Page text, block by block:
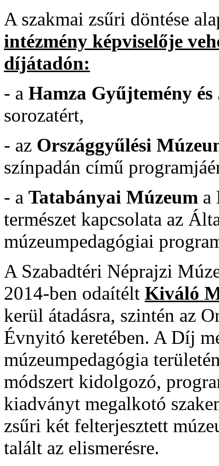
A szakmai zsűri döntése
intézmény képviselője
díjátadón:
- a Hamza Gyűjtemény
sorozatért,
- az Országgyűlési
színpadán című
- a Tatabányai Múzeum a
természet kapcsolata az
múzeumpedagógiai
A Szabadtéri Néprajzi
2014-ben odaítélt Kiváló
kerül átadásra, szintén az
Évnyitó keretében. A Díj
múzeumpedagógia
módszert kidolgozó,
kiadványt megalkotó
zsűri két felterjesztett
talált az elismerésre.